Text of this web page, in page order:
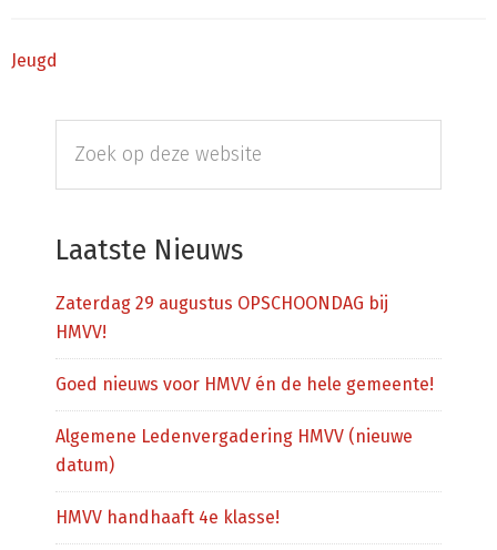
Jeugd
Primaire
Sidebar
deze
Laatste Nieuws
Zaterdag 29 augustus OPSCHOONDAG bij
HMVV!
Goed nieuws voor HMVV én de hele gemeente!
Algemene Ledenvergadering HMVV (nieuwe
datum)
HMVV handhaaft 4e klasse!